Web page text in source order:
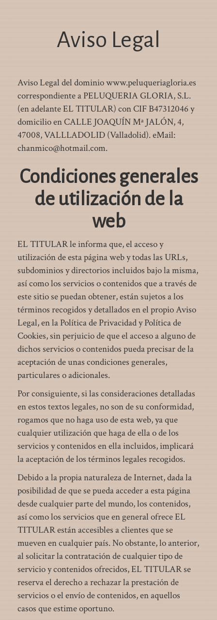
Aviso Legal
Aviso Legal del dominiowww.peluqueriagloria.es
correspondiente a PELUQUERIA GLORIA, S.L.
(en adelante EL TITULAR) conCIFB47312046y
domicilio enCALLE JOAQUÍN Mª JALÓN, 4,
47008,VALLLADOLID (Valladolid). eMail:
chanmico@hotmail.com.
Condiciones generales
de utilización de la
web
EL TITULAR le informa que, el acceso y
utilización de esta página web y todas las URLs,
subdominios y directorios incluidos bajo la misma,
así como los servicios o contenidos que a través de
este sitio se puedan obtener, están sujetos a los
términos recogidos y detallados en el propio Aviso
Legal, en la Política de Privacidad y Política de
Cookies, sin perjuicio de que el acceso a alguno de
dichos servicios o contenidos pueda precisar de la
aceptación de unas condiciones generales,
particulares o adicionales.
Por consiguiente, si las consideraciones detalladas
en estos textos legales, no son de su conformidad,
rogamos que no haga uso de esta web, ya que
cualquier utilización que haga de ella o de los
servicios y contenidos en ella incluidos, implicará
la aceptación de los términos legales recogidos.
Debido a la propia naturaleza de Internet, dada la
posibilidad de que se pueda acceder a esta página
desde cualquier parte del mundo, los contenidos,
así como los servicios que en general ofrece EL
TITULAR están accesibles a clientes que se
mueven en cualquier país. No obstante, lo anterior,
al solicitar la contratación de cualquier tipo de
servicio y contenidos ofrecidos, EL TITULAR se
reserva el derecho a rechazar la prestación de
servicios o el envío de contenidos, en aquellos
casos que estime oportuno.